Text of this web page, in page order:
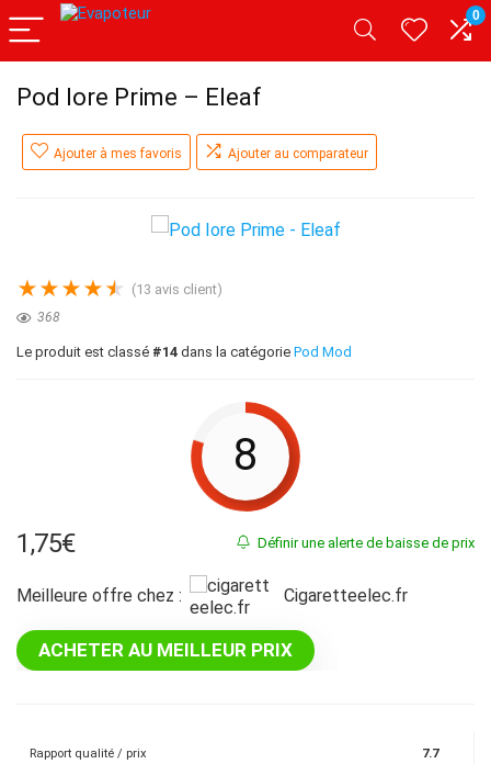
0
Pod Iore Prime – Eleaf
Ajouter à mes favoris Ajouter au comparateur
★★★★★ (13 avis client)
368
Le produit est classé #14 dans la catégorie Pod Mod
8
Définir une alerte de baisse de prix
1,75€
Meilleure offre chez : cigaretteelec.fr
ACHETER AU MEILLEUR PRIX
Rapport qualité / prix 7.7